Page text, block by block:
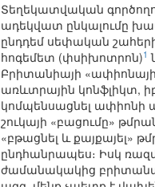
Տեղեկատվական
ադեկվատ ընկալումը
ընդդեմ սեփական
հոգեմետ (փսիխոտրոն)1
Բրիտանիայի
առևտրային կոնֆլիկտ,
կոմպենսացնել ափիոնի
շուկայի «բացումը»
«բթացնել և քայքայել»
ընդհանրապես։ Իսկ
ժամանակակից